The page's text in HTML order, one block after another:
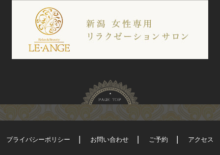
プライバシーポリシー お問い合わせ ご予約 アクセス